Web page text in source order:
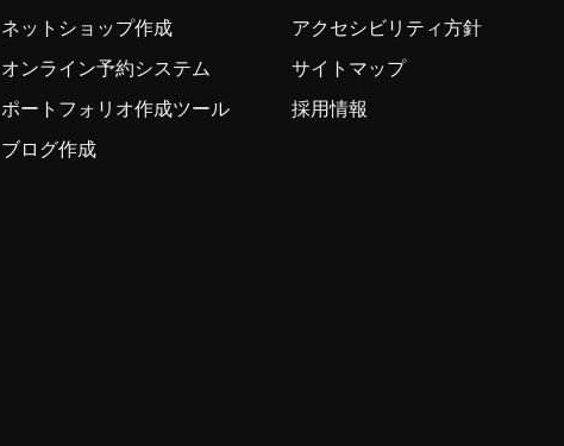
ネットショップ作成
オンライン予約システム
ポートフォリオ作成ツール
ブログ作成
アクセシビリティ方針
サイトマップ
採用情報